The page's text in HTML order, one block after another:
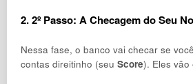
2. 2º Passo: A Checagem do Seu
Nessa fase, o banco vai checar se
contas direitinho (seu Score). Eles vão